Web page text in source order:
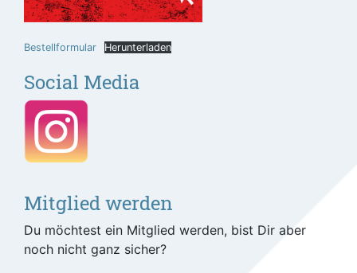
Bestellformular Herunterladen
Social Media
Mitglied werden
Du möchtest ein Mitglied werden, bist Dir aber
noch nicht ganz sicher?